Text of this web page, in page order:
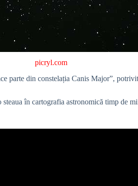
picryl.com
parte din constelația Canis Major”, potrivit
în cartografia astronomică timp de